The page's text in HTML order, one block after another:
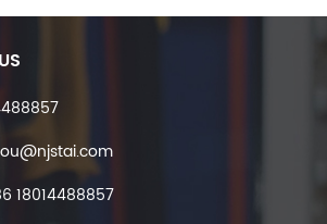
18014488857